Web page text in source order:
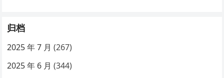
归档
2025 年 7 月 (267)
2025 年 6 月 (344)